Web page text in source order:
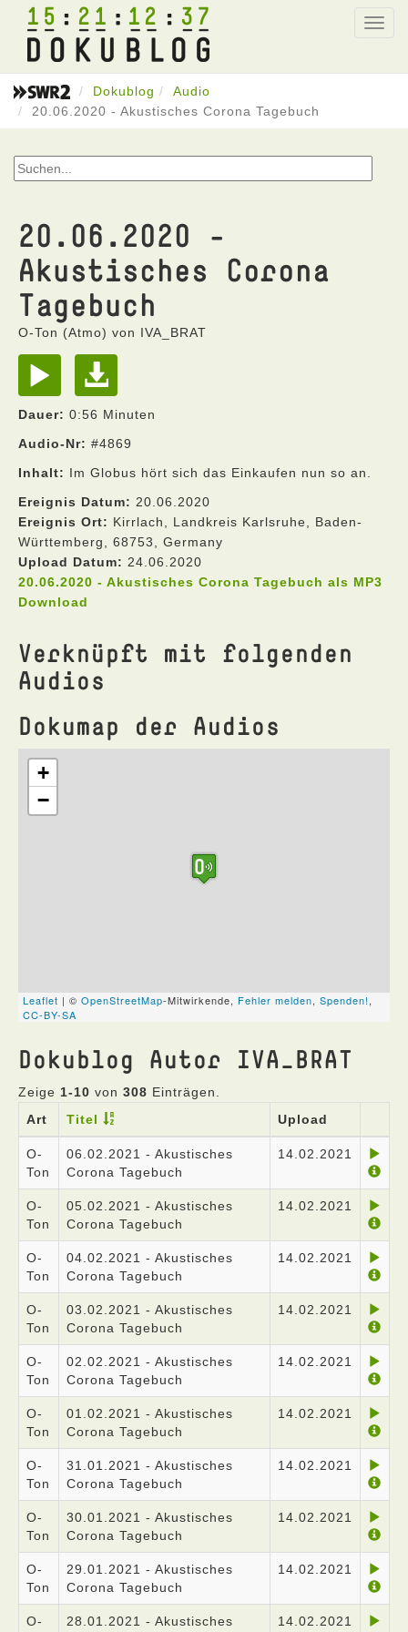
15 21 12 37
Dokublog
Audio
20.06.2020 - Akustisches Corona Tagebuch
20.06.2020 -
Akustisches Corona
Tagebuch
O-Ton (Atmo) von IVA_BRAT
Dauer: 0:56 Minuten
Audio-Nr: #4869
Inhalt: Im Globus hört sich das Einkaufen nun so an.
Ereignis Datum: 20.06.2020
Ereignis Ort: Kirrlach, Landkreis Karlsruhe, Baden-
Württemberg, 68753, Germany
Upload Datum: 24.06.2020
20.06.2020 - Akustisches Corona Tagebuch als MP3
Download
Verknüpft mit folgenden
Audios
Dokumap der Audios
Dokublog Autor IVA_BRAT
Zeige 1-10 von 308 Einträgen.
Art
Titel Upload
O-
Ton
06.02.2021 - Akustisches
Corona Tagebuch
14.02.2021
O-
Ton
05.02.2021 - Akustisches
Corona Tagebuch
14.02.2021
O-
Ton
04.02.2021 - Akustisches
Corona Tagebuch
14.02.2021
O-
Ton
03.02.2021 - Akustisches
Corona Tagebuch
14.02.2021
O-
Ton
02.02.2021 - Akustisches
Corona Tagebuch
14.02.2021
O-
Ton
01.02.2021 - Akustisches
Corona Tagebuch
14.02.2021
O-
Ton
31.01.2021 - Akustisches
Corona Tagebuch
14.02.2021
O-
Ton
30.01.2021 - Akustisches
Corona Tagebuch
14.02.2021
O-
Ton
29.01.2021 - Akustisches
Corona Tagebuch
14.02.2021
O- 28.01.2021 - Akustisches 14.02.2021